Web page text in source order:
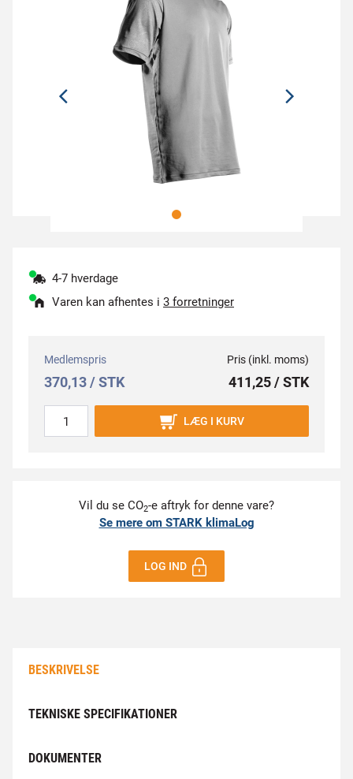
4-7 hverdage
Varen kan afhentes i 3 forretninger
Medlemspris
370,13 / STK
Pris (inkl. moms)
411,25 / STK
LÆG I KURV
Vil du se CO2-e aftryk for denne vare?
Se mere om STARK klimaLog
LOG IND
BESKRIVELSE
TEKNISKE SPECIFIKATIONER
DOKUMENTER